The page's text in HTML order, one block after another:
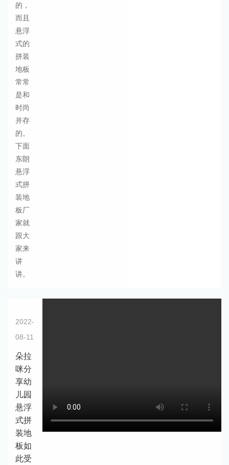
的，
而且
悬浮
式的
拼装
地板
常常
是和
时尚
并存
的。
下面
东朗
悬浮
式拼
装地
板厂
家就
跟大
家来
讲
讲。
2022-
08-11
朵拉
咪分
享幼
儿园
悬浮
式拼
装地
板如
此受